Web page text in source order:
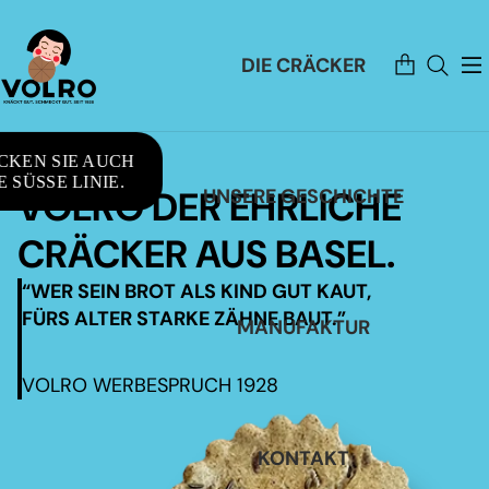
DIE CRÄCKER
UNSERE GESCHICHTE
MANUFAKTUR
KONTAKT
Artikel
im
Warenkorb
SIE AUCH
SÜSSE LINIE.
VOLRO DER EHRLICHE
CRÄCKER AUS BASEL.
“WER SEIN BROT ALS KIND GUT KAUT,
FÜRS ALTER STARKE ZÄHNE BAUT.”
VOLRO WERBESPRUCH 1928